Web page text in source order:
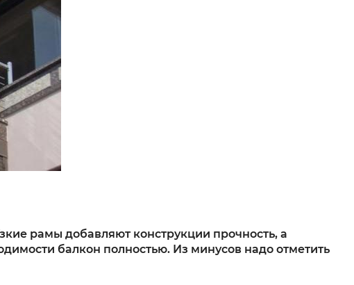
рамы добавляют конструкции прочность, а
балкон полностью. Из минусов надо отметить